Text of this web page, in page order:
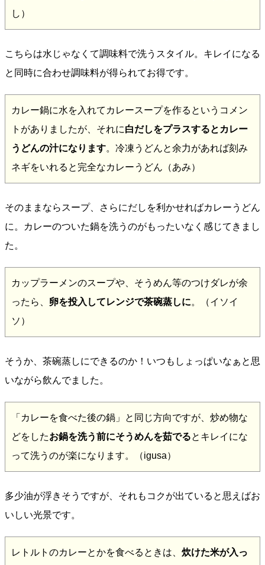
し）
こちらは水じゃなくて調味料で洗うスタイル。キレイになる
と同時に合わせ調味料が得られてお得です。
カレー鍋に水を入れてカレースープを作るというコメン
トがありましたが、それに白だしをプラスするとカレー
うどんの汁になります。冷凍うどんと余力があれば刻み
ネギをいれると完全なカレーうどん（あみ）
そのままならスープ、さらにだしを利かせればカレーうどん
に。カレーのついた鍋を洗うのがもったいなく感じてきまし
た。
カップラーメンのスープや、そうめん等のつけダレが余
ったら、 卵を投入してレンジで茶碗蒸しに。（イソイ
ソ）
そうか、茶碗蒸しにできるのか！いつもしょっぱいなぁと思
いながら飲んでました。
「カレーを食べた後の鍋」と同じ方向ですが、炒め物な
どをしたお鍋を洗う前にそうめんを茹でるとキレイにな
って洗うのが楽になります。（igusa）
多少油が浮きそうですが、それもコクが出ていると思えばお
いしい光景です。
レトルトのカレーとかを食べるときは、 炊けた米が入っ